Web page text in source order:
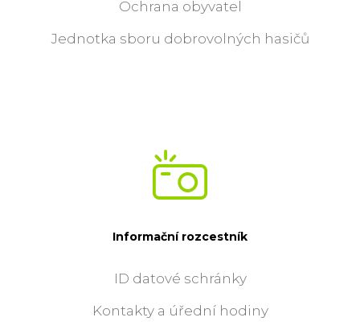
Ochrana obyvatel
Jednotka sboru dobrovolných hasičů
Informační rozcestník
ID datové schránky
Kontakty a úřední hodiny